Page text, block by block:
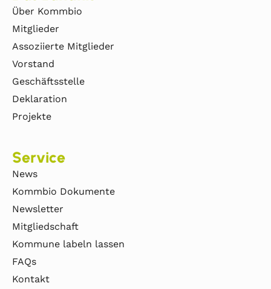
Über Kommbio
Mitglieder
Assoziierte Mitglieder
Vorstand
Geschäftsstelle
Deklaration
Projekte
Service
News
Kommbio Dokumente
Newsletter
Mitgliedschaft
Kommune labeln lassen
FAQs
Kontakt